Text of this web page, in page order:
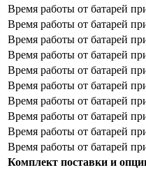
Время работы от батарей
Время работы от батарей
Время работы от батарей
Время работы от батарей
Время работы от батарей
Время работы от батарей
Время работы от батарей
Время работы от батарей
Время работы от батарей
Время работы от батарей
Комплект поставки и